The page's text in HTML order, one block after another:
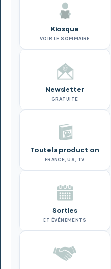
Kiosque
VOIR LE SOMMAIRE
Newsletter
GRATUITE
Toute la production
FRANCE, US, TV
Sorties
ET ÉVÉNEMENTS